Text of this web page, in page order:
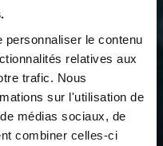
personnaliser le contenu
relatives aux
trafic. Nous
sur l'utilisation de
médias sociaux, de
combiner celles-ci
0